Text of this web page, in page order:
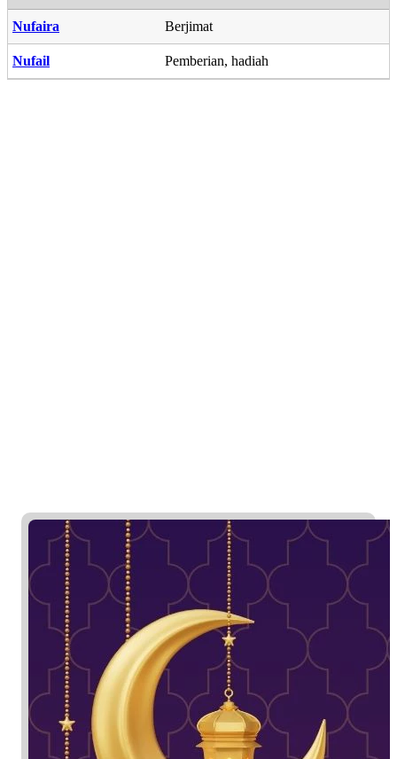
Nufaira Berjimat
Nufail Pemberian, hadiah